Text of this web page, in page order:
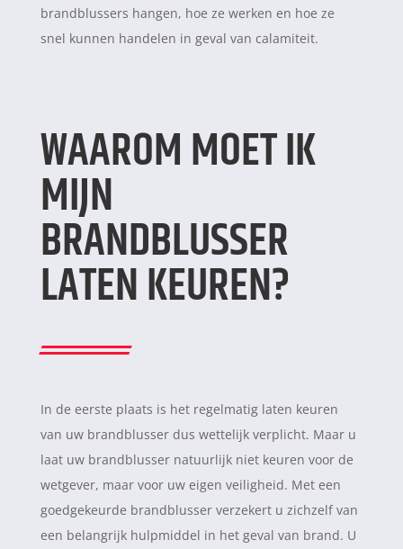
brandblussers hangen, hoe ze werken en hoe ze
snel kunnen handelen in geval van calamiteit.
WAAROM MOET IK
MIJN
BRANDBLUSSER
LATEN KEUREN?
In de eerste plaats is het regelmatig laten keuren
van uw brandblusser dus wettelijk verplicht. Maar u
laat uw brandblusser natuurlijk niet keuren voor de
wetgever, maar voor uw eigen veiligheid. Met een
goedgekeurde brandblusser verzekert u zichzelf van
een belangrijk hulpmiddel in het geval van brand. U